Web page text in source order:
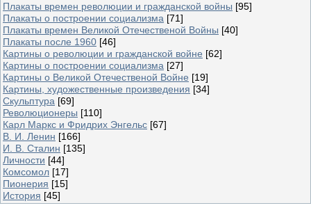
Плакаты времен революции и гражданской войны [95]
Плакаты о построении социализма [71]
Плакаты времен Великой Отечественой Войны [40]
Плакаты после 1960 [46]
Картины о революции и гражданской войне [62]
Картины о построении социализма [27]
Картины о Великой Отечественой Войне [19]
Картины, художественные произведения [34]
Скульптура [69]
Революционеры [110]
Карл Маркс и Фридрих Энгельс [67]
В. И. Ленин [166]
И. В. Сталин [135]
Личности [44]
Комсомол [17]
Пионерия [15]
История [45]